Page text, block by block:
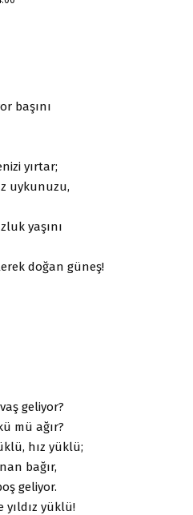
başını
yırtar;
uykunuzu,
yaşını
doğan güneş!
geliyor?
mü ağır?
hız yüklü;
bağır,
geliyor.
yıldız yüklü!